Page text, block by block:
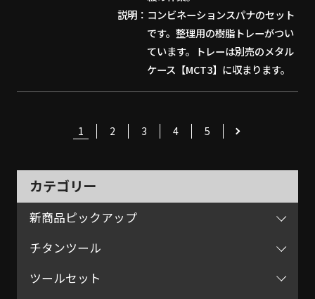
カテゴリー
新商品ピックアップ
チタンツール
ツールセット
説明
コンビネーションスパナのセット
です。整理用の樹脂トレーがつい
ています。トレーは別売のメタル
ケース【MCT3】に収まります。
1 2 3 4 5